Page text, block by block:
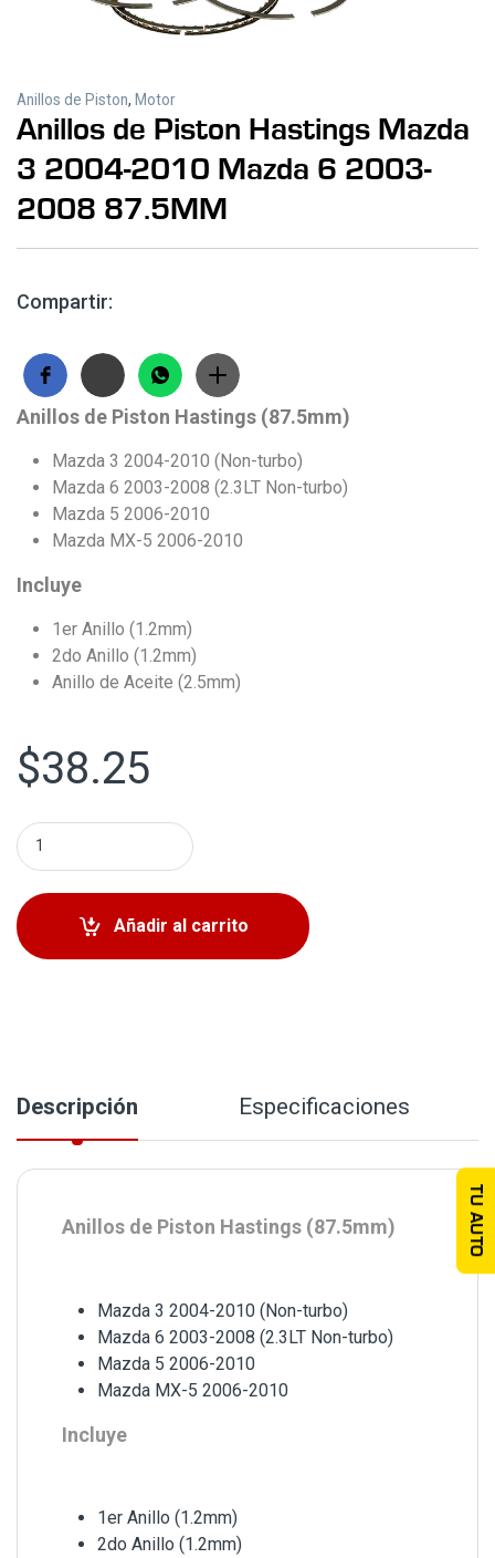
Anillos de Piston, Motor
Anillos de Piston Hastings Mazda
3 2004-2010 Mazda 6 2003-
2008 87.5MM
Compartir:
Anillos de Piston Hastings (87.5mm)
Mazda 3 2004-2010 (Non-turbo)
Mazda 6 2003-2008 (2.3LT Non-turbo)
Mazda 5 2006-2010
Mazda MX-5 2006-2010
Incluye
1er Anillo (1.2mm)
2do Anillo (1.2mm)
Anillo de Aceite (2.5mm)
$38.25
Anillos de Piston Hastings Mazda 3 2004-2010 Mazda 6
Añadir al carrito
Descripción Especificaciones
Anillos de Piston Hastings (87.5mm)
Mazda 3 2004-2010 (Non-turbo)
Mazda 6 2003-2008 (2.3LT Non-turbo)
Mazda 5 2006-2010
Mazda MX-5 2006-2010
Incluye
1er Anillo (1.2mm)
2do Anillo (1.2mm)
TU AUTO